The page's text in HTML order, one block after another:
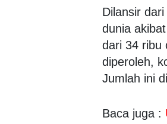
Dilansir
dunia
dari 34 ribu
diperoleh,
Jumlah ini
Baca juga :